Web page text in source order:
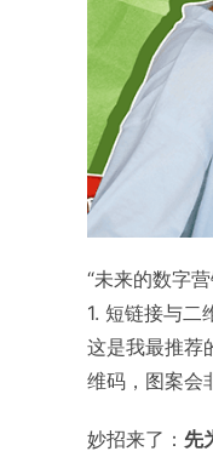
“未来的数字
1. 短链接与二
这是我最推荐
维码，图案会
妙招来了： 先